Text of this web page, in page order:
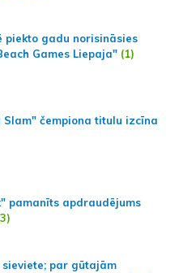
piekto gadu norisināsies
Games Liepaja" (1)
Slam" čempiona titulu izcīna
pamanīts apdraudējums
par gūtajām